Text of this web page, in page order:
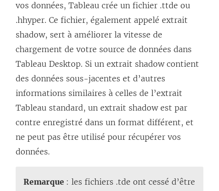
vos données, Tableau crée un fichier .ttde ou
.hhyper. Ce fichier, également appelé extrait
shadow, sert à améliorer la vitesse de
chargement de votre source de données dans
Tableau Desktop. Si un extrait shadow contient
des données sous-jacentes et d’autres
informations similaires à celles de l’extrait
Tableau standard, un extrait shadow est par
contre enregistré dans un format différent, et
ne peut pas être utilisé pour récupérer vos
données.
Remarque : les fichiers .tde ont cessé d’être